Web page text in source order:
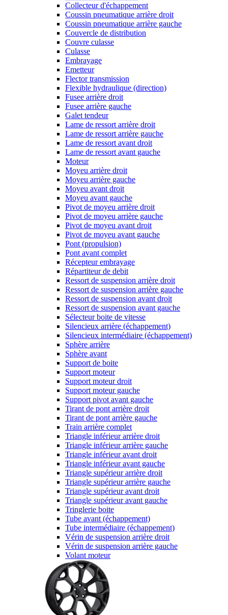
Collecteur d'échappement
Coussin pneumatique arrière droit
Coussin pneumatique arrière gauche
Couvercle de distribution
Couvre culasse
Culasse
Embrayage
Emetteur
Flector transmission
Flexible hydraulique (direction)
Fusee arrière droit
Fusee arrière gauche
Galet tendeur
Lame de ressort arrière droit
Lame de ressort arrière gauche
Lame de ressort avant droit
Lame de ressort avant gauche
Moteur
Moyeu arrière droit
Moyeu arrière gauche
Moyeu avant droit
Moyeu avant gauche
Pivot de moyeu arrière droit
Pivot de moyeu arrière gauche
Pivot de moyeu avant droit
Pivot de moyeu avant gauche
Pont (propulsion)
Pont avant complet
Récepteur embrayage
Répartiteur de debit
Ressort de suspension arrière droit
Ressort de suspension arrière gauche
Ressort de suspension avant droit
Ressort de suspension avant gauche
Sélecteur boite de vitesse
Silencieux arrière (échappement)
Silencieux intermédiaire (échappement)
Sphère arrière
Sphère avant
Support de boite
Support moteur
Support moteur droit
Support moteur gauche
Support pivot avant gauche
Tirant de pont arrière droit
Tirant de pont arrière gauche
Train arrière complet
Triangle inférieur arrière droit
Triangle inférieur arrière gauche
Triangle inférieur avant droit
Triangle inférieur avant gauche
Triangle supérieur arrière droit
Triangle supérieur arrière gauche
Triangle supérieur avant droit
Triangle supérieur avant gauche
Tringlerie boite
Tube avant (échappement)
Tube intermédiaire (échappement)
Vérin de suspension arrière droit
Vérin de suspension arrière gauche
Volant moteur